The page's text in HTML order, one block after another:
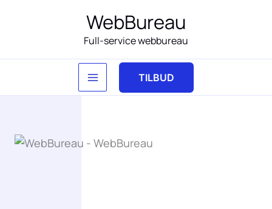
WebBureau
Full-service webbureau
TILBUD